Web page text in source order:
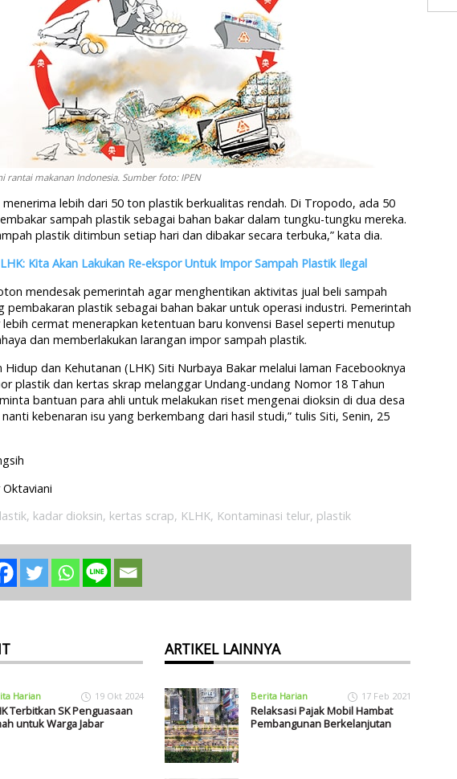
rantai makanan Indonesia. Sumber foto: IPEN
menerima lebih dari 50 ton plastik berkualitas rendah. Di Tropodo, ada 50
sampah plastik sebagai bahan bakar dalam tungku-tungku mereka.
plastik ditimbun setiap hari dan dibakar secara terbuka,” kata dia.
Kita Akan Lakukan Re-ekspor Untuk Impor Sampah Plastik Ilegal
mendesak pemerintah agar menghentikan aktivitas jual beli sampah
pembakaran plastik sebagai bahan bakar untuk operasi industri. Pemerintah
cermat menerapkan ketentuan baru konvensi Basel seperti menutup
dan memberlakukan larangan impor sampah plastik.
dan Kehutanan (LHK) Siti Nurbaya Bakar melalui laman Facebooknya
plastik dan kertas skrap melanggar Undang-undang Nomor 18 Tahun
bantuan para ahli untuk melakukan riset mengenai dioksin di dua desa
kebenaran isu yang berkembang dari hasil studi,” tulis Siti, Senin, 25
, kadar dioksin, kertas scrap, KLHK, Kontaminasi telur, plastik
Harian 19 Okt 2024
Terbitkan SK Penguasaan
untuk Warga Jabar
ARTIKEL LAINNYA
Berita Harian 17 Feb 2021
Relaksasi Pajak Mobil Hambat
Pembangunan Berkelanjutan